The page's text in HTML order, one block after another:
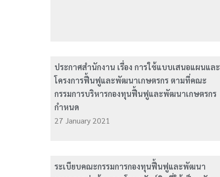
ประกาศสำนักงาน เรื่อง การใช้แบบเสนอแผนและ
โครงการฟื้นฟูและพัฒนาเกษตรกร ตามที่คณะ
กรรมการบริหารกองทุนฟื้นฟูและพัฒนาเกษตรกร
กำหนด
27 January 2021
ระเบียบคณะกรรมการกองทุนฟื้นฟูและพัฒนา